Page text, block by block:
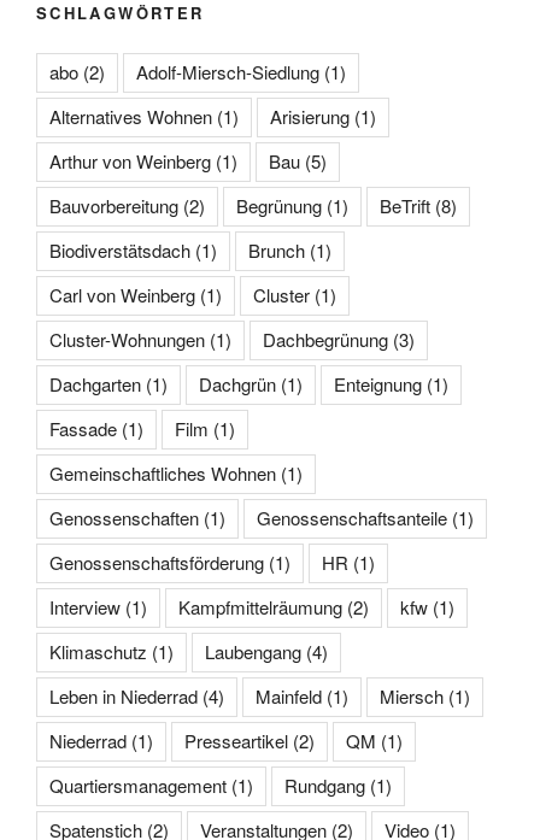
SCHLAGWÖRTER
abo (2) Adolf-Miersch-Siedlung (1)
Alternatives Wohnen (1) Arisierung (1)
Arthur von Weinberg (1) Bau (5)
Bauvorbereitung (2) Begrünung (1) BeTrift (8)
Biodiverstätsdach (1) Brunch (1)
Carl von Weinberg (1) Cluster (1)
Cluster-Wohnungen (1) Dachbegrünung (3)
Dachgarten (1) Dachgrün (1) Enteignung (1)
Fassade (1) Film (1)
Gemeinschaftliches Wohnen (1)
Genossenschaften (1) Genossenschaftsanteile (1)
Genossenschaftsförderung (1) HR (1)
Interview (1) Kampfmittelräumung (2) kfw (1)
Klimaschutz (1) Laubengang (4)
Leben in Niederrad (4) Mainfeld (1) Miersch (1)
Niederrad (1) Presseartikel (2) QM (1)
Quartiersmanagement (1) Rundgang (1)
Spatenstich (2) Veranstaltungen (2) Video (1)